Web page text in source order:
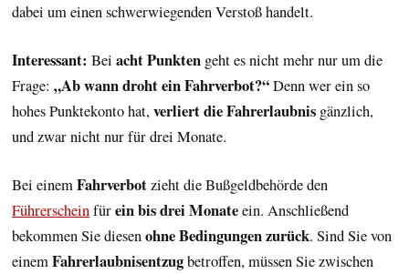
dabei um einen schwerwiegenden Verstoß handelt.
Interessant: Bei achtPunkten geht es nicht mehr nur um die
Frage: „Ab wann droht ein Fahrverbot?“Denn wer ein so
hohes Punktekonto hat, verliert die Fahrerlaubnis gänzlich,
und zwar nicht nur für drei Monate.
Bei einemFahrverbotzieht die Bußgeldbehörde den
Führerscheinfürein bis drei Monateein. Anschließend
bekommen Sie diesenohne Bedingungen zurück. Sind Sie von
einemFahrerlaubnisentzugbetroffen, müssen Sie zwischen